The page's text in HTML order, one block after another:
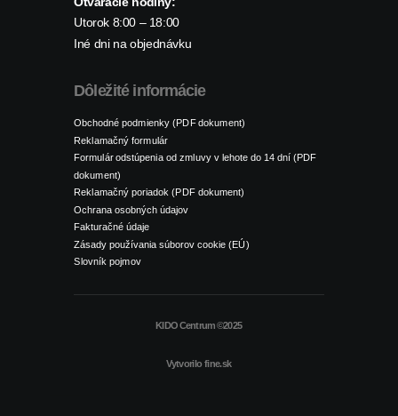
Utorok 8:00 – 18:00
Iné dni na objednávku
Dôležité informácie
Obchodné podmienky (PDF dokument)
Reklamačný formulár
Formulár odstúpenia od zmluvy v lehote do 14 dní (PDF
dokument)
Reklamačný poriadok (PDF dokument)
Ochrana osobných údajov
Fakturačné údaje
Zásady používania súborov cookie (EÚ)
Slovník pojmov
KIDO Centrum ©2025
Vytvorilo fine.sk